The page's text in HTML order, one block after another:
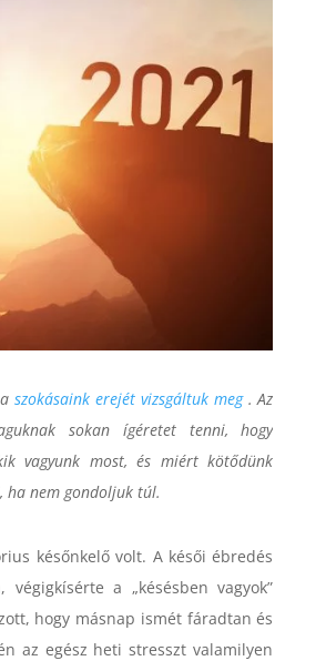
aszokásaink erejét vizsgáltuk meg . Az
sokan ígéretet tenni, hogy
vagyunk most, és miért kötődünk
ha nem gondoljuk túl.
későnkelő volt. A késői ébredés
a „késésben vagyok”
hogy másnap ismét fáradtan és
az egész heti stresszt valamilyen